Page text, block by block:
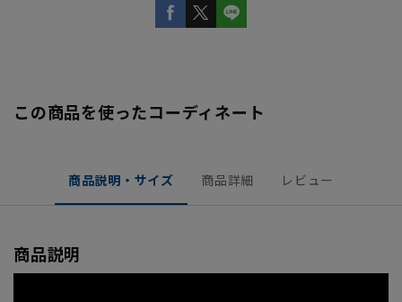
この商品を使ったコーディネート
商品説明・サイズ 商品詳細 レビュー
商品説明